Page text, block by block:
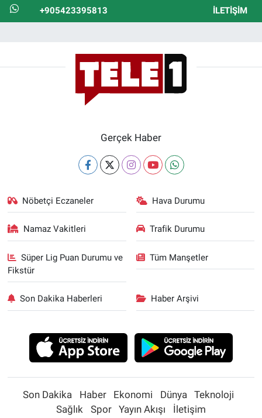
+905423395813 İLETIŞIM
Gerçek Haber
Nöbetçi Eczaneler Hava Durumu
Namaz Vakitleri Trafik Durumu
Süper Lig Puan Durumu ve
Fikstür
Tüm Manşetler
Son Dakika Haberleri Haber Arşivi
Son Dakika Haber Ekonomi Dünya
Teknoloji
Sağlık
Spor Yayın Akışı İletişim